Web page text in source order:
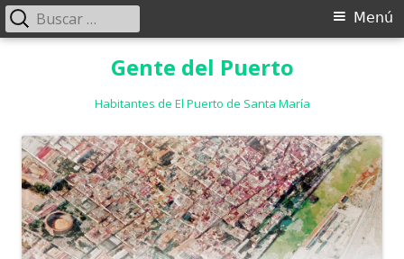
Gente del Puerto
Habitantes de El Puerto de Santa María
Menú
Menú
Buscar: